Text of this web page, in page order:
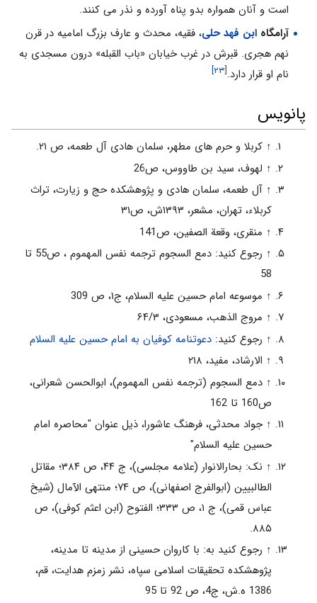
است و آنان همواره بدو پناه آورده و نذر مى کنند.
آرامگاه ابن فهد حلى، فقیه، محدث و عارف بزرگ امامیه در قرن
نهم هجرى. قبرش در غرب خیابان «باب القبله» درون مسجدى به
نام او قرار دارد.[۲۳]
پانویس
↑ کربلا و حرم های مطهر، سلمان هادی آل طعمه، ص ۲۱.
↑ لهوف، سید بن طاووس، ص26
↑ آل طعمه، سلمان هادی و پژوهشكده حج و زيارت، تراث
کربلاء، تهران، مشعر، ۱۳۹۳ش، ص۳۱
↑ منقری، وقعة الصفین، ص141
↑
رجوع کنید: دمع السجوم ترجمه نفس المهموم ، ص55 تا
58
↑ موسوعه امام حسین علیه السلام، ج۱، ص 309
↑ مروج الذهب، مسعودی، ۶۴/۳
↑ رجوع کنید: دعوتنامه کوفیان به امام حسین علیه السلام
↑ الارشاد، مفید، ۲۱۸
↑ دمع السجوم (ترجمه نفس المهموم)، ابوالحسن شعرانی،
ص160 تا 162
↑ جواد محدثى، فرهنگ عاشورا، ذیل عنوان "محاصره امام
حسین علیه السلام"
↑
نک: بحارالانوار (علامه مجلسی)، ج ۴۴، ص ۳۸۴؛ مقاتل
الطالبیین (ابوالفرج اصفهانی)، ص ۷۴؛ منتهی الآمال (شیخ
عباس قمی)، ج ۱، ص ۳۳۳؛ الفتوح (ابن اعثم کوفی)، ص
۸۸۵.
↑ رجوع کنید به: با کاروان حسینی از مدینه تا مدینه،
پژوهشکده تحقیقات اسلامی سپاه، نشر زمزم هدايت، قم،
1386 ه.ش، ج4، ص 92 تا 95